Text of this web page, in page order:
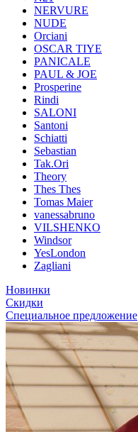
NERVURE
NUDE
Orciani
OSCAR TIYE
PANICALE
PAUL & JOE
Prosperine
Rindi
SALONI
Santoni
Schiatti
Sebastian
Tak.Ori
Theory
Thes Thes
Tomas Maier
vanessabruno
VILSHENKO
Windsor
YesLondon
Zagliani
Новинки
Скидки
Специальное предложение